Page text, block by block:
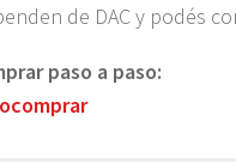
de DAC y podés
paso a paso: